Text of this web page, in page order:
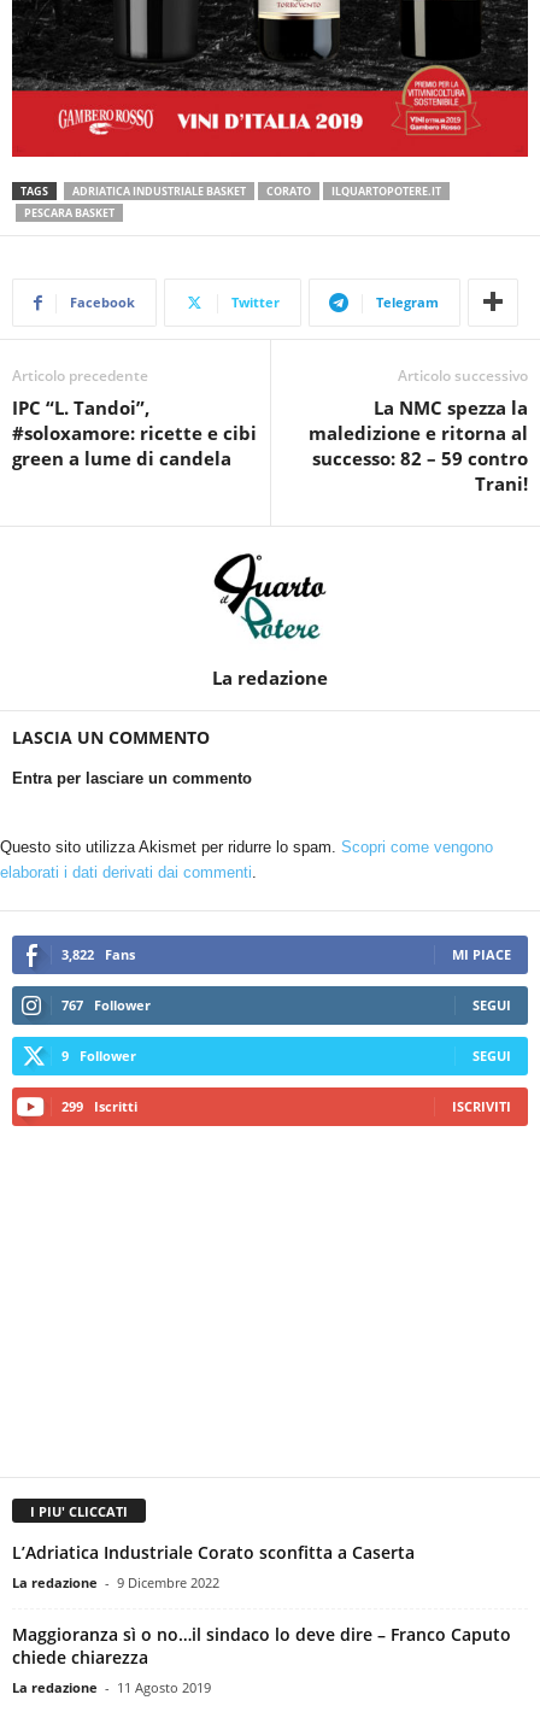
TAGS ADRIATICA INDUSTRIALE BASKET CORATO
ILQUARTOPOTERE.IT
PESCARA BASKET
Facebook Twitter Telegram
Articolo precedente
IPC “L. Tandoi”,
#soloxamore: ricette e cibi
green a lume di candela
Articolo successivo
La NMC spezza la
maledizione e ritorna al
successo: 82 – 59 contro
Trani!
La redazione
LASCIA UN COMMENTO
Entra per lasciare un commento
Questo sito utilizza Akismet per ridurre lo spam. Scopri come vengono
elaborati i dati derivati dai commenti.
3,822 Fans MI PIACE
767 Follower SEGUI
9 Follower SEGUI
299 Iscritti ISCRIVITI
I PIU' CLICCATI
L’Adriatica Industriale Corato sconfitta a Caserta
La redazione - 9 Dicembre 2022
Maggioranza sì o no…il sindaco lo deve dire – Franco Caputo
chiede chiarezza
La redazione - 11 Agosto 2019